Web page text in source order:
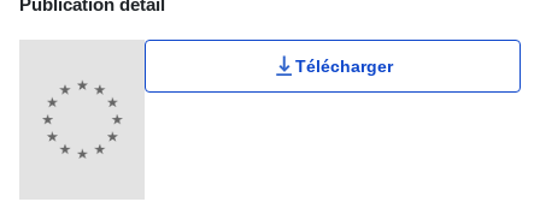
Publication Detail Actions Portlet
Télécharger